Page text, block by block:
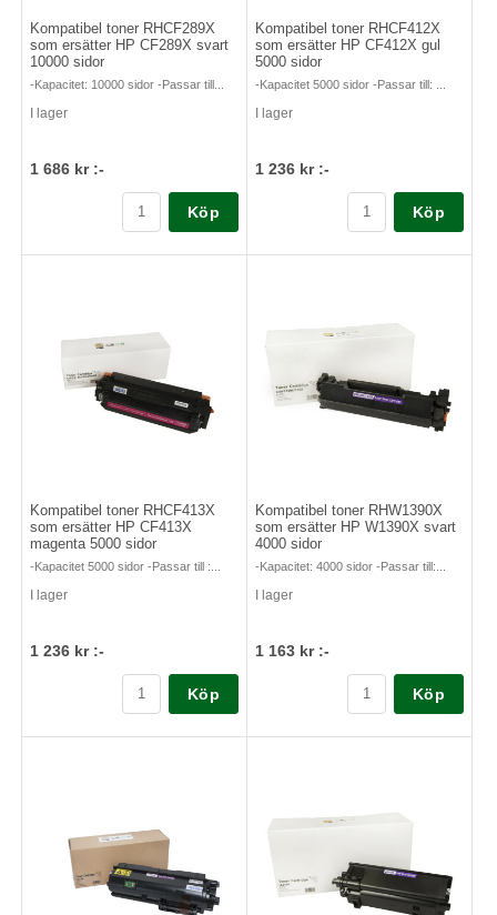
Kompatibel toner RHCF289X
som ersätter HP CF289X svart
10000 sidor
-Kapacitet: 10000 sidor -Passar till...
I lager
1 686 kr :-
Köp
Kompatibel toner RHCF412X
som ersätter HP CF412X gul
5000 sidor
-Kapacitet 5000 sidor -Passar till: ...
I lager
1 236 kr :-
Köp
Kompatibel toner RHCF413X
som ersätter HP CF413X
magenta 5000 sidor
-Kapacitet 5000 sidor -Passar till :...
I lager
1 236 kr :-
Köp
Kompatibel toner RHW1390X
som ersätter HP W1390X svart
4000 sidor
-Kapacitet: 4000 sidor -Passar till:...
I lager
1 163 kr :-
Köp